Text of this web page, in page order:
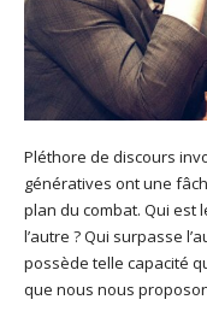
Pléthore de discours
génératives ont une
plan du combat. Qui est
l’autre ? Qui surpasse
possède telle capacité
que nous nous